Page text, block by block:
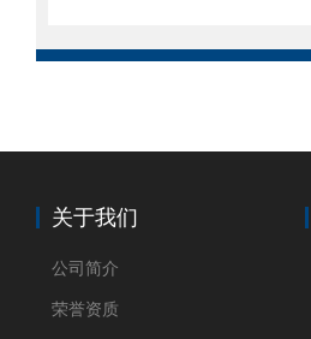
关于我们
公司简介
荣誉资质